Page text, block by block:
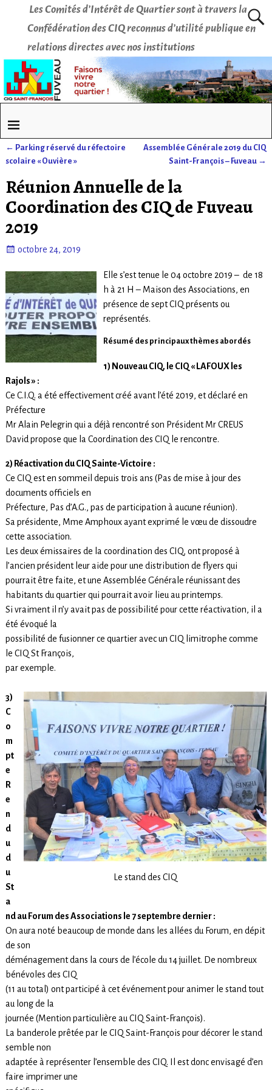
Les Comités d’Intérêt de Quartier sont à travers la
Confédération des CIQ reconnus d’utilité publique en
relations directes avec nos institutions
Navigation des articles
← Parking réservé du réfectoire
scolaire « Ouvière »
Assemblée Générale 2019 du CIQ
Saint-François – Fuveau →
Réunion Annuelle de la
Coordination des CIQ de Fuveau
2019
octobre 24, 2019
Elle s’est tenue le 04 octobre 2019 – de 18
h à 21 H – Maison des Associations, en
présence de sept CIQ présents ou
représentés.
Résumé des principaux thèmes abordés
1) Nouveau CIQ, le CIQ « LAFOUX les
Rajols » :
Ce C.I.Q. a été effectivement créé avant l’été 2019, et déclaré en
Préfecture
Mr Alain Pelegrin qui a déjà rencontré son Président Mr CREUS
David propose que la Coordination des CIQ le rencontre.
2) Réactivation du CIQ Sainte-Victoire :
Ce CIQ est en sommeil depuis trois ans (Pas de mise à jour des
documents officiels en
Préfecture, Pas d’A.G., pas de participation à aucune réunion).
Sa présidente, Mme Amphoux ayant exprimé le vœu de dissoudre
cette association.
Les deux émissaires de la coordination des CIQ, ont proposé à
l’ancien président leur aide pour une distribution de flyers qui
pourrait être faite, et une Assemblée Générale réunissant des
habitants du quartier qui pourrait avoir lieu au printemps.
Si vraiment il n’y avait pas de possibilité pour cette réactivation, il a
été évoqué la
possibilité de fusionner ce quartier avec un CIQ limitrophe comme
le CIQ St François,
par exemple.
Le stand des CIQ
3)
C
o
m
pt
e
R
e
n
d
u
d
u
St
a
nd au Forum des Associations le 7 septembre dernier :
On aura noté beaucoup de monde dans les allées du Forum, en dépit
de son
déménagement dans la cours de l’école du 14 juillet. De nombreux
bénévoles des CIQ
(11 au total) ont participé à cet événement pour animer le stand tout
au long de la
journée (Mention particulière au CIQ Saint-François).
La banderole prêtée par le CIQ Saint-François pour décorer le stand
semble non
adaptée à représenter l’ensemble des CIQ. Il est donc envisagé d’en
faire imprimer une